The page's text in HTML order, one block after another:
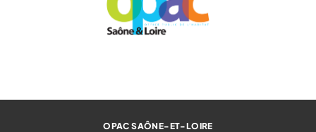
OPAC SAÔNE-ET-LOIRE